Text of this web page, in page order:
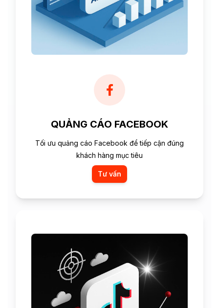
QUẢNG CÁO FACEBOOK
Tối ưu quảng cáo Facebook để tiếp cận đúng
khách hàng mục tiêu
Tư vấn